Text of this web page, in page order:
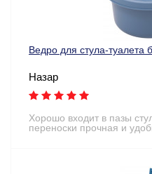
Ведро для стула-туалета
Назар
Хорошо входит в пазы
переноски прочная и